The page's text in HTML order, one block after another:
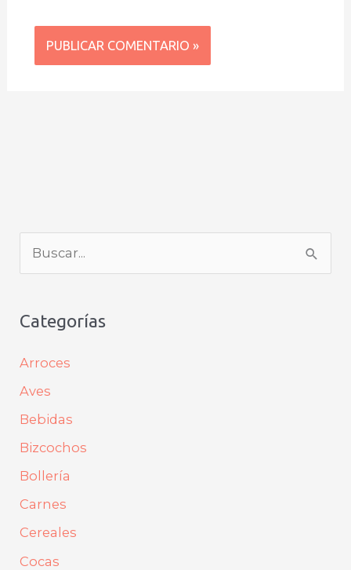
c
a
r
:
Categorías
Arroces
Aves
Bebidas
Bizcochos
Bollería
Carnes
Cereales
Cocas